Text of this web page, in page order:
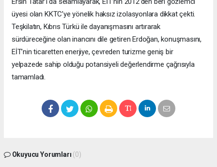
üyesi olan KKTC’ye yönelik haksız izolasyonlara dikkat çekti.
Teşkilatın, Kıbrıs Türkü ile dayanışmasını artırarak
sürdüreceğine olan inancını dile getiren Erdoğan, konuşmasını,
EİT’nin ticaretten enerjiye, çevreden turizme geniş bir
yelpazede sahip olduğu potansiyeli değerlendirme çağrısıyla
tamamladı.
Okuyucu Yorumları (0)